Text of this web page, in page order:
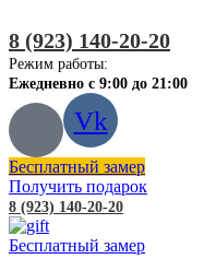
8 (923) 140-20-20
Режим работы:
Ежедневно с 9:00 до 21:00
Vk
Бесплатный замер
Получить подарок
8 (923) 140-20-20
Бесплатный замер